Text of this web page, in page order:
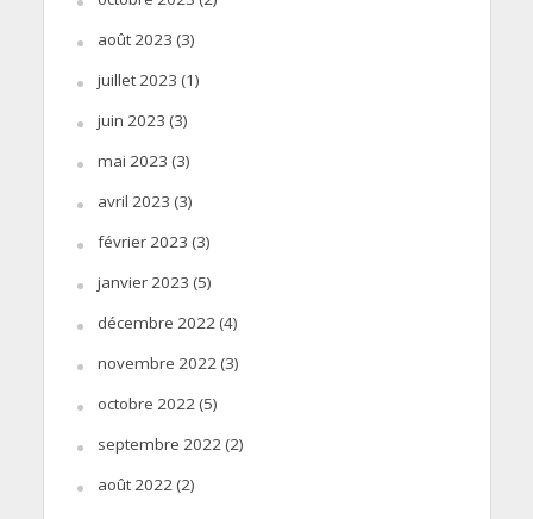
août 2023 (3)
juillet 2023 (1)
juin 2023 (3)
mai 2023 (3)
avril 2023 (3)
février 2023 (3)
janvier 2023 (5)
décembre 2022(4)
novembre 2022(3)
octobre 2022(5)
septembre 2022(2)
août 2022(2)